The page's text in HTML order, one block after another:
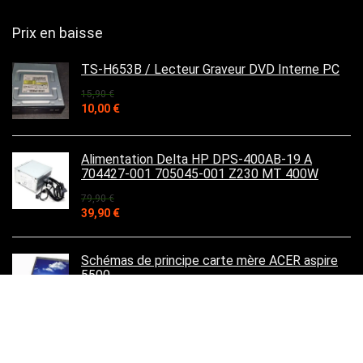
Prix en baisse
TS-H653B / Lecteur Graveur DVD Interne PC
15,90€
Le
initial
était :
15,90 €.
10,00 €Le
actuel
est :
10,00 €.
Alimentation Delta HP DPS-400AB-19 A
704427-001 705045-001 Z230 MT 400W
79,90€
Le
initial
était :
79,90 €.
39,90 €Le
actuel
est :
39,90 €.
Schémas de principe carte mère ACER aspire
5500